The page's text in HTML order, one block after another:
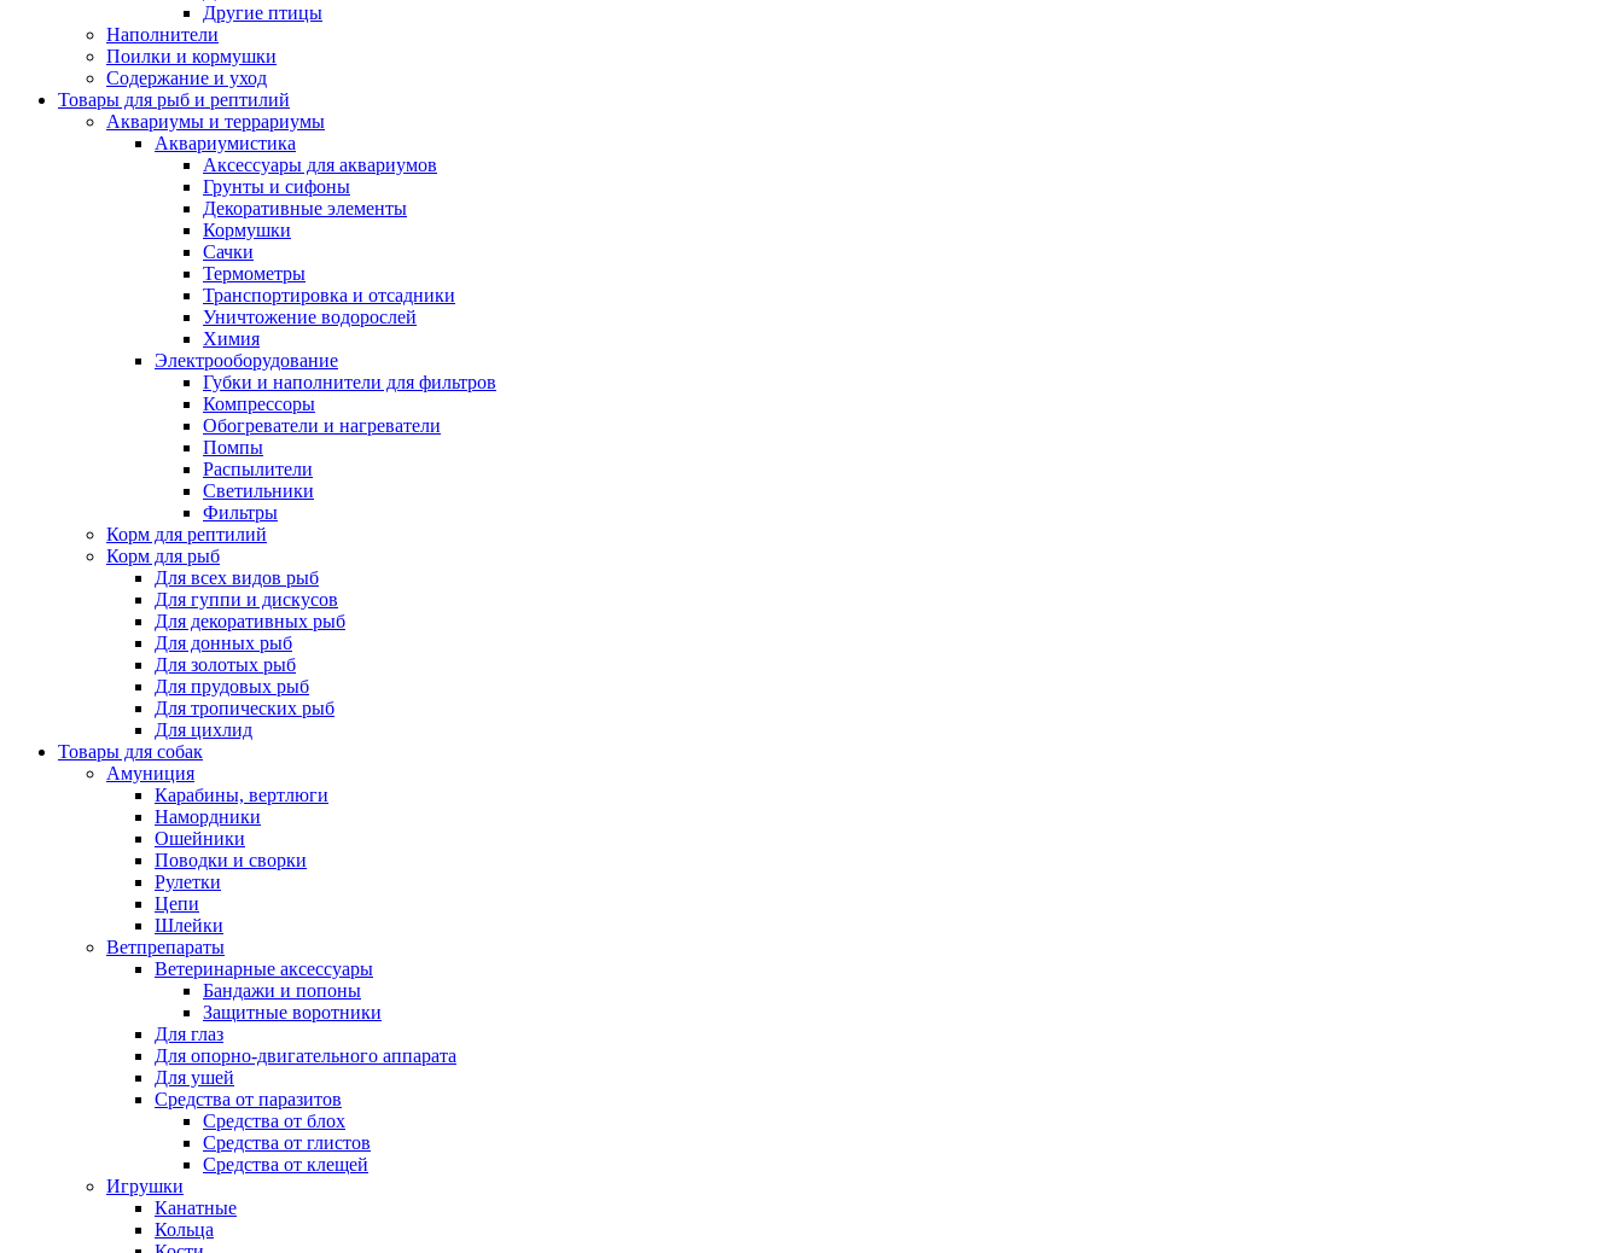
Другие птицы
Наполнители
Поилки и кормушки
Содержание и уход
Товары для рыб и рептилий
Аквариумы и террариумы
Аквариумистика
Аксессуары для аквариумов
Грунты и сифоны
Декоративные элементы
Кормушки
Сачки
Термометры
Транспортировка и отсадники
Уничтожение водорослей
Химия
Электрооборудование
Губки и наполнители для фильтров
Компрессоры
Обогреватели и нагреватели
Помпы
Распылители
Светильники
Фильтры
Корм для рептилий
Корм для рыб
Для всех видов рыб
Для гуппи и дискусов
Для декоративных рыб
Для донных рыб
Для золотых рыб
Для прудовых рыб
Для тропических рыб
Для цихлид
Товары для собак
Амуниция
Карабины, вертлюги
Намордники
Ошейники
Поводки и сворки
Рулетки
Цепи
Шлейки
Ветпрепараты
Ветеринарные аксессуары
Бандажи и попоны
Защитные воротники
Для глаз
Для опорно-двигательного аппарата
Для ушей
Средства от паразитов
Средства от блох
Средства от глистов
Средства от клещей
Игрушки
Канатные
Кольца